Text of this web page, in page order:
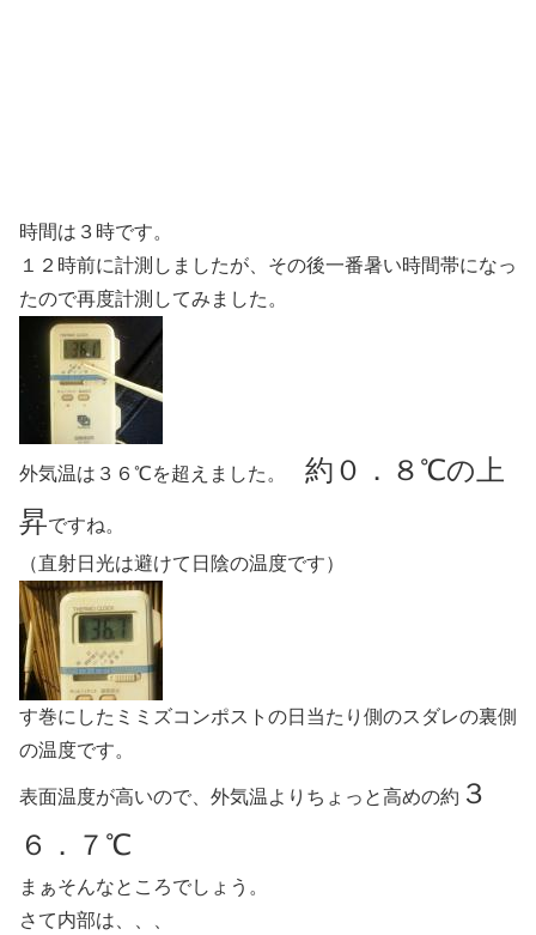
時間は３時です。
１２時前に計測しましたが、その後一番暑い時間帯になっ
たので再度計測してみました。
外気温は３６℃を超えました。 約０．８℃の上
昇ですね。
（直射日光は避けて日陰の温度です）
す巻にしたミミズコンポストの日当たり側のスダレの裏側
の温度です。
表面温度が高いので、外気温よりちょっと高めの約 ３
６．７℃
まぁそんなところでしょう。
さて内部は、、、